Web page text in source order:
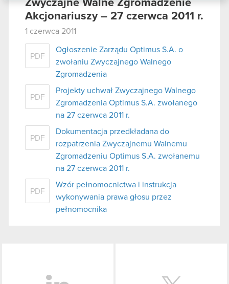
podczas korzystania z ich usług. Kontynuując
Zwyczajne Walne Zgromadzenie
Akcjonariuszy – 27 czerwca 2011 r.
1 czerwca 2011
PDF
Ogłoszenie Zarządu Optimus S.A. o
zwołaniu Zwyczajnego Walnego
Zgromadzenia
PDF
Projekty uchwał Zwyczajnego Walnego
Zgromadzenia Optimus S.A. zwołanego
na 27 czerwca 2011 r.
PDF
Dokumentacja przedkładana do
rozpatrzenia Zwyczajnemu Walnemu
Zgromadzeniu Optimus S.A. zwołanemu
na 27 czerwca 2011 r.
PDF
Wzór pełnomocnictwa i instrukcja
wykonywania prawa głosu przez
pełnomocnika